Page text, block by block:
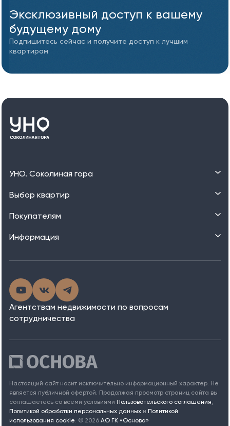
Эксклюзивный доступ к вашему
будущему дому
Подпишитесь сейчас и получите доступ к лучшим
квартирам
УНО. Соколиная гора
Выбор квартир
Покупателям
Информация
Агентствам недвижимости по вопросам
сотрудничества
Настоящий сайт носит исключительно информационный характер. Не
является публичной офертой. Продолжая просмотр страниц сайта вы
соглашаетесь со всеми условиями Пользовательского соглашения,
Политикой обработки персональных данных и Политикой
использования cookie. © 2026 АО ГК «Основа»